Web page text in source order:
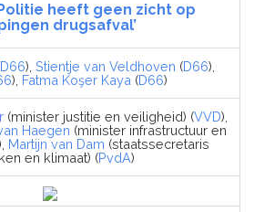
heeft geen zicht op
drugsafval’
D66), Stientje van Veldhoven (D66),
), Fatma Koşer Kaya (D66)
(minister justitie en veiligheid) (VVD),
Haegen (minister infrastructuur en
Martijn van Dam (staatssecretaris
en klimaat) (PvdA)